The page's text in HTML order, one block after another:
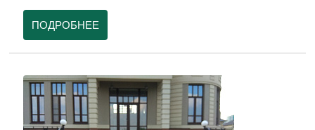
ПОДРОБНЕЕ